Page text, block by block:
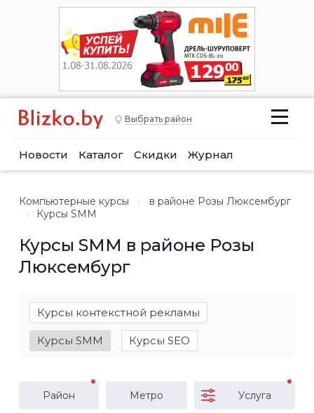
Выбрать район
Новости Каталог Скидки Журнал
Компьютерные курсы
в районе Розы Люксембург
Курсы SMM
Курсы SMM в районе Розы
Люксембург
Курсы контекстной рекламы
Курсы SMM Курсы SEO
Район Метро Услуга